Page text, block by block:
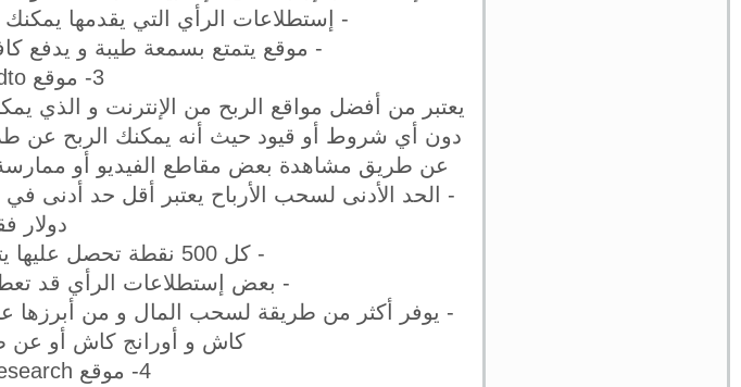
- إستطلاعات الرأي التي يقدمها يمكنك
- موقع يتمتع بسمعة طيبة و يدفع
3- موقع Getpaidto
يعتبر من أفضل مواقع الربح من الإنترنت و الذي
دون أي شروط أو قيود حيث أنه يمكنك الربح عن
عن طريق مشاهدة بعض مقاطع الفيديو أو
- الحد الأدنى لسحب الأرباح يعتبر أقل حد أدنى
دولار
- كل 500 نقطة تحصل عليها يتم تحويلها إلى واحد دولار.
- بعض إستطلاعات الرأي قد تعطيك ما
- يوفر أكثر من طريقة لسحب المال و من
كاش و أورانج كاش أو عن
4- موقع Pinecone Research